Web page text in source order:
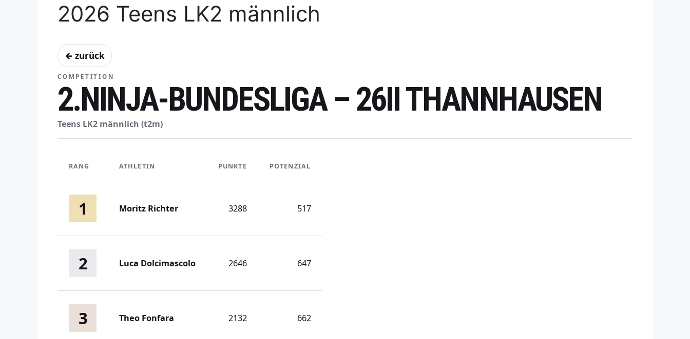
2026 Teens LK2 männlich
← zurück
COMPETITION
2.NINJA-BUNDESLIGA – 26II THANNHAUSEN
Teens LK2 männlich (t2m)
RANG ATHLETIN PUNKTE POTENZIAL
1 Moritz Richter 3288 517
2 Luca Dolcimascolo 2646 647
3 Theo Fonfara 2132 662